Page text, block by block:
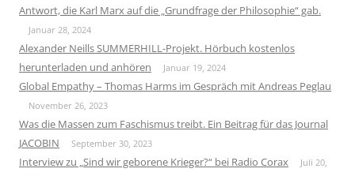
Antwort, die Karl Marx auf die „Grundfrage der Philosophie“ gab.
Januar 28, 2024
Alexander Neills SUMMERHILL-Projekt. Hörbuch kostenlos
herunterladen und anhören
Januar 19, 2024
Global Empathy – Thomas Harms im Gespräch mit Andreas Peglau
November 26, 2023
Was die Massen zum Faschismus treibt. Ein Beitrag für das Journal
JACOBIN
September 30, 2023
Interview zu „Sind wir geborene Krieger?“ bei Radio Corax
Juli 20,